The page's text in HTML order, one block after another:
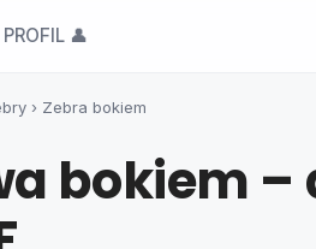
👤
› Zebra bokiem
bokiem